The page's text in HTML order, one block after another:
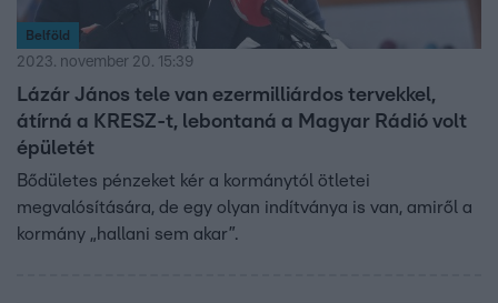
Belföld
2023. november 20. 15:39
Lázár János tele van ezermilliárdos tervekkel,
átírná a KRESZ-t, lebontaná a Magyar Rádió volt
épületét
Bődületes pénzeket kér a kormánytól ötletei
megvalósítására, de egy olyan indítványa is van, amiről a
kormány „hallani sem akar”.